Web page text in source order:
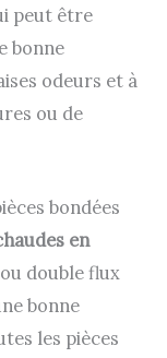
peut être
bonne
odeurs et à
ou de
bondées
en
ou double flux
bonne
les pièces